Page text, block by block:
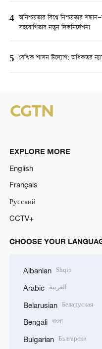
4 অনিশ্চয়তার বিশ্বে নিশ্চয়তার
সহযোগিতার নতুন দিকনির্দেশনা
5 বৈশ্বিক শাসন উদ্যোগ: অধিকতর
EXPLORE MORE
English
Français
Русский
CCTV+
CHOOSE YOUR
Albanian Shqip
Arabic العربية
Belarusian Беларуская
Bengali বাংলা
Bulgarian Български